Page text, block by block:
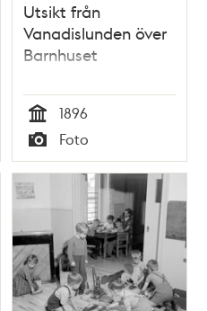
Utsikt från
Vanadislunden över
Barnhuset
Tid
1896
Typ
Foto